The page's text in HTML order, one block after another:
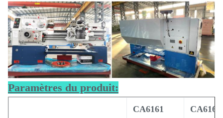
Paramètres du produit:
CA6161
CA6166